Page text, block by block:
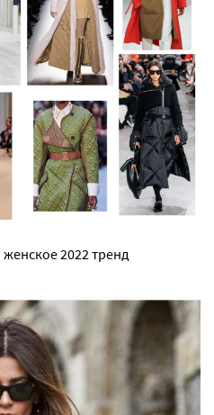
2022 тренд